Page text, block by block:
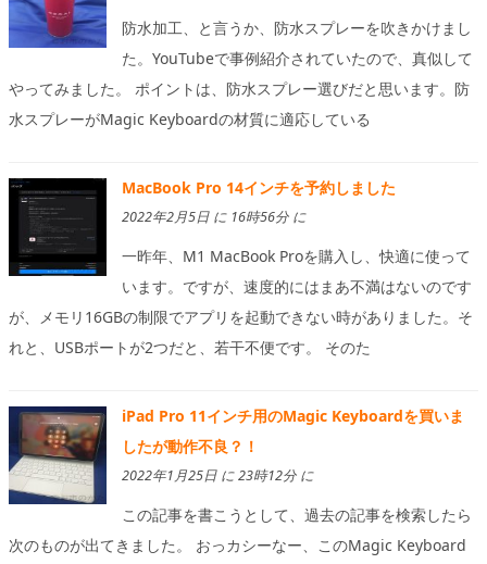
防水加工、と言うか、防水スプレーを吹きかけまし
た。YouTubeで事例紹介されていたので、真似して
やってみました。 ポイントは、防水スプレー選びだと思います。防
水スプレーがMagic Keyboardの材質に適応している
MacBook Pro 14インチを予約しました
2022年2月5日 に 16時56分 に
一昨年、M1 MacBook Proを購入し、快適に使って
います。ですが、速度的にはまあ不満はないのです
が、メモリ16GBの制限でアプリを起動できない時がありました。そ
れと、USBポートが2つだと、若干不便です。 そのた
iPad Pro 11インチ用のMagic Keyboardを買いま
したが動作不良？！
2022年1月25日 に 23時12分 に
この記事を書こうとして、過去の記事を検索したら
次のものが出てきました。 おっカシーなー、このMagic Keyboard